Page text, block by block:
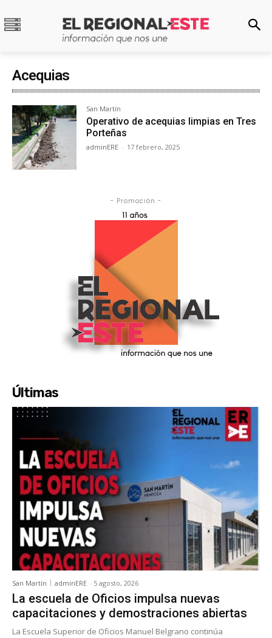
Acequias
San Martín
Operativo de acequias limpias en Tres
Porteñas
adminERE - 17 febrero, 2025
- Promoción -
Últimas
San Martín adminERE - 5 agosto, 2026
La escuela de Oficios impulsa nuevas
capacitaciones y demostraciones abiertas
La Escuela Superior de Oficios Manuel Belgrano continúa